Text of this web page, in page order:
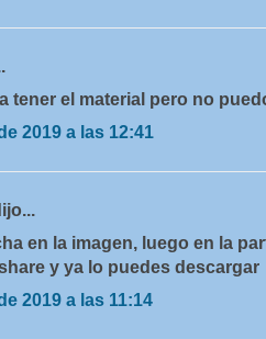
tener el material pero no
2019 a las 12:41
en la imagen, luego en la
y ya lo puedes descargar
2019 a las 11:14